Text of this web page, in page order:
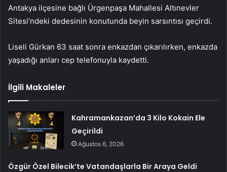
Antakya ilçesine bağlı Ürgenpaşa Mahallesi Altınevler
Sitesi’ndeki dedesinin konutunda beyin sarsıntısı geçirdi.
Liseli Gürkan 63 saat sonra enkazdan çıkarılırken, enkazda
yaşadığı anları cep telefonuyla kaydetti.
İlgili Makaleler
Kahramankazan’da 3 Kilo Kokain Ele
Geçirildi
Ağustos 6, 2026
Özgür Özel Bilecik’te Vatandaşlarla Bir Araya Geldi